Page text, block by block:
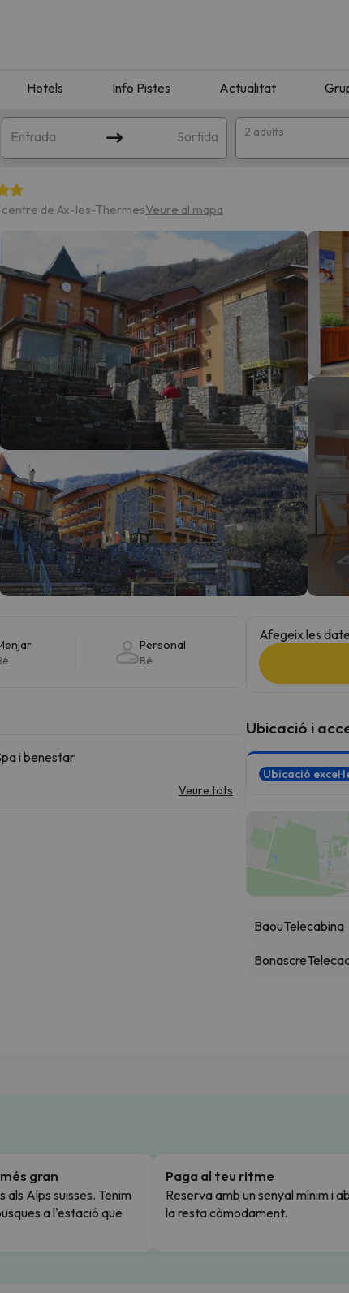
Hotels Info Pistes Actualitat
Entrada Sortida 2 adults
teva cerca. Intenteu modificar la destinació.
Quan trobi la seva brúixola torna.
centre de Ax-les-ThermesVeure al mapa
Personal
Bé
i benestar
Veure tots
Afegeix les
Ubicació i
Ubicació
BaouTelecabina
Bonascre
gran
als Alps suisses. Tenim
a l'estació que
Paga al teu ritme
Reserva amb un senyal mínim i
la resta còmodament.